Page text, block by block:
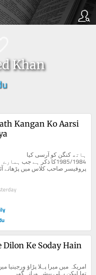
Khan
Kangan Ko Aarsi
اور...
Dilon Ke Soday Hain